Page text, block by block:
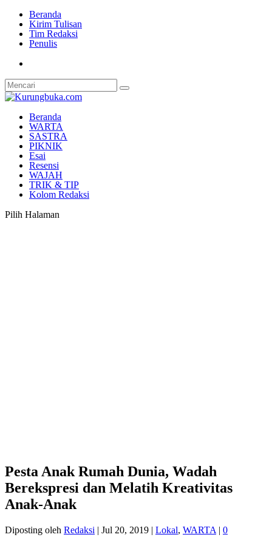
Beranda
Kirim Tulisan
Tim Redaksi
Penulis
Beranda
WARTA
SASTRA
PIKNIK
Esai
Resensi
WAJAH
TRIK & TIP
Kolom Redaksi
Pilih Halaman
Pesta Anak Rumah Dunia, Wadah
Berekspresi dan Melatih Kreativitas
Anak-Anak
Diposting oleh Redaksi | Jul 20, 2019 | Lokal, WARTA | 0